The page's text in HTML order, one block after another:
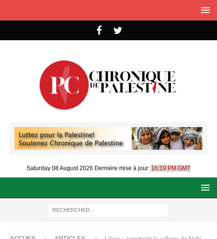
Saturday 08 August 2026 Dernière mise à jour: 1h:19 PM GMT